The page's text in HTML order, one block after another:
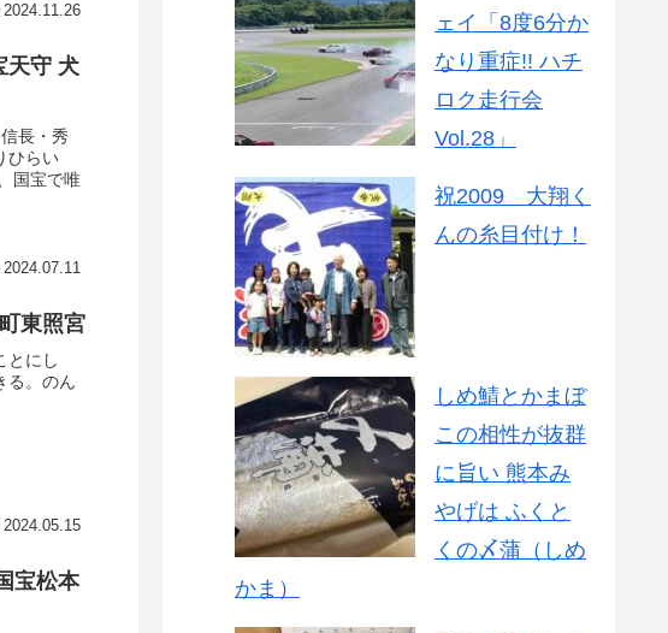
2024.11.26
天守 犬
長・秀
ひらい
国宝で唯
2024.07.11
東照宮
とにし
る。のん
2024.05.15
宝松本
ェイ「8度6分か
なり重症!! ハチ
ロク走行会
Vol.28」
祝2009 大翔く
んの糸目付け！
しめ鯖とかまぼ
この相性が抜群
に旨い 熊本み
やげは ふくと
くの〆蒲（しめ
かま）